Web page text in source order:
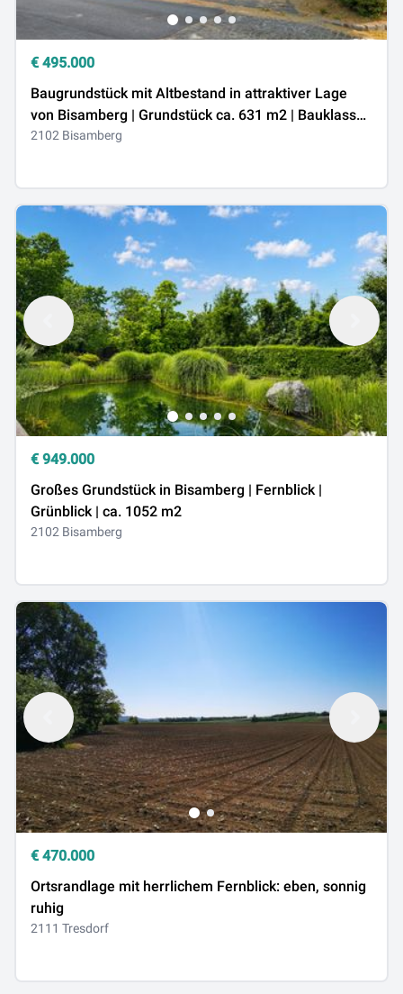
€ 495.000
Baugrundstück mit Altbestand in attraktiver Lage
von Bisamberg | Grundstück ca. 631 m2 | Bauklasse
I,II
2102 Bisamberg
€ 949.000
Großes Grundstück in Bisamberg | Fernblick |
Grünblick | ca. 1052 m2
2102 Bisamberg
€ 470.000
Ortsrandlage mit herrlichem Fernblick: eben, sonnig
ruhig
2111 Tresdorf